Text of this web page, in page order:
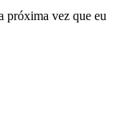
próxima vez que eu